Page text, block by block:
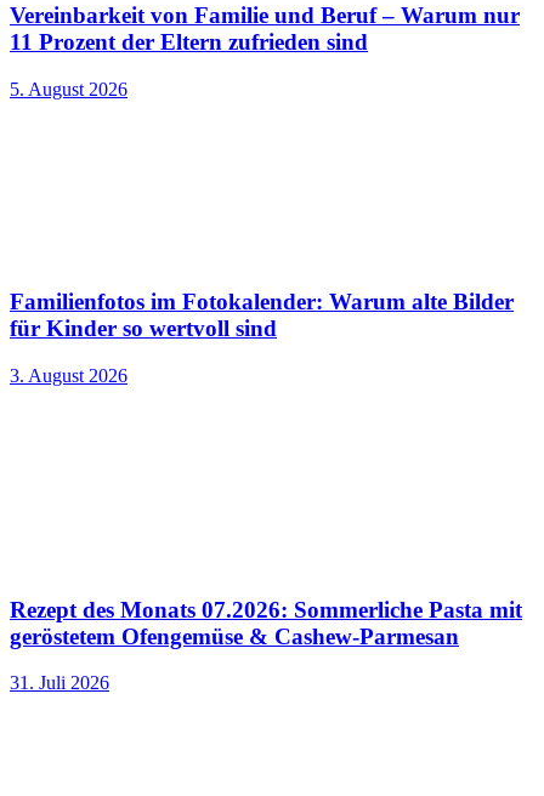
Vereinbarkeit von Familie und Beruf – Warum nur
11 Prozent der Eltern zufrieden sind
5. August 2026
Familienfotos im Fotokalender: Warum alte Bilder
für Kinder so wertvoll sind
3. August 2026
Rezept des Monats 07.2026: Sommerliche Pasta mit
geröstetem Ofengemüse & Cashew-Parmesan
31. Juli 2026